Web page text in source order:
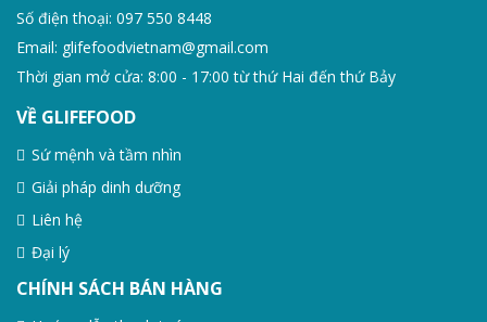
Số điện thoại: 097 550 8448
Email: glifefoodvietnam@gmail.com
Thời gian mở cửa: 8:00 - 17:00 từ thứ Hai đến thứ Bảy
VỀ GLIFEFOOD
Sứ mệnh và tầm nhìn
Giải pháp dinh dưỡng
Liên hệ
Đại lý
CHÍNH SÁCH BÁN HÀNG